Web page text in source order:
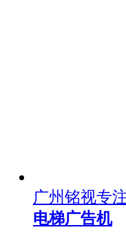
广州铭视专
电梯广告机